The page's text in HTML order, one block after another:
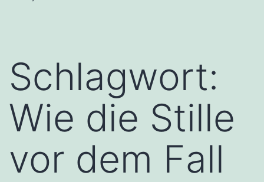
Schlagwort:
Wie die Stille
vor dem Fall